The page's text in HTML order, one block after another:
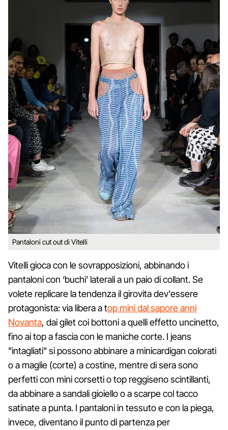
Pantaloni cut out di Vitelli
Vitelli gioca con le sovrapposizioni, abbinando i
pantaloni con ‘buchi' laterali a un paio di collant. Se
volete replicare la tendenza il girovita dev'essere
protagonista: via libera a top mini dal sapore anni
Novanta, dai gilet coi bottoni a quelli effetto uncinetto,
fino ai top a fascia con le maniche corte. I jeans
"intagliati" si possono abbinare a minicardigan colorati
o a maglie (corte) a costine, mentre di sera sono
perfetti con mini corsetti o top reggiseno scintillanti,
da abbinare a sandali gioiello o a scarpe col tacco
satinate a punta. I pantaloni in tessuto e con la piega,
invece, diventano il punto di partenza per